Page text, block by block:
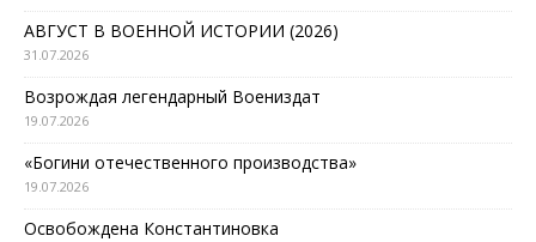
АВГУСТ В ВОЕННОЙ ИСТОРИИ (2026)
31.07.2026
Возрождая легендарный Воениздат
19.07.2026
«Богини отечественного производства»
19.07.2026
Освобождена Константиновка